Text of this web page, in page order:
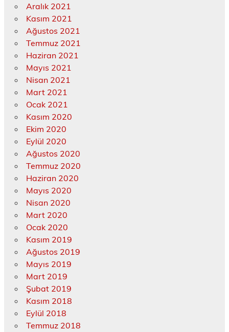
Aralık 2021
Kasım 2021
Ağustos 2021
Temmuz 2021
Haziran 2021
Mayıs 2021
Nisan 2021
Mart 2021
Ocak 2021
Kasım 2020
Ekim 2020
Eylül 2020
Ağustos 2020
Temmuz 2020
Haziran 2020
Mayıs 2020
Nisan 2020
Mart 2020
Ocak 2020
Kasım 2019
Ağustos 2019
Mayıs 2019
Mart 2019
Şubat 2019
Kasım 2018
Eylül 2018
Temmuz 2018